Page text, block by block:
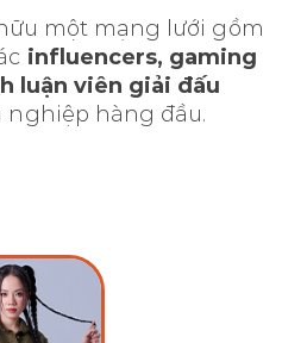
một mạng lưới gồm
influencers, gaming
luận viên giải đấu
nghiệp hàng đầu.